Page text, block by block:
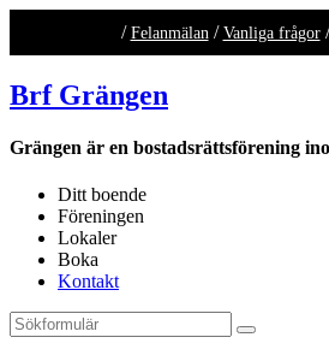
/ Felanmälan / Vanliga frågor
Brf Grängen
Grängen är en bostadsrättsförening
Ditt boende
Föreningen
Lokaler
Boka
Kontakt